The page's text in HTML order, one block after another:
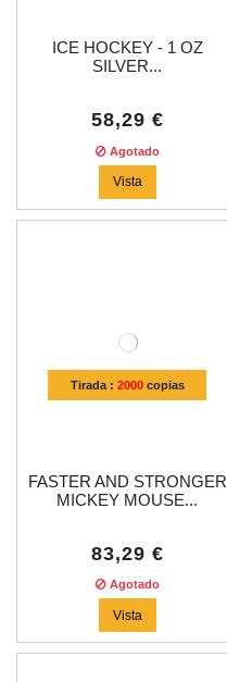
ICE HOCKEY - 1 OZ
SILVER...
58,29 €
Agotado
Vista
Tirada : 2000copias
FASTER AND STRONGER
MICKEY MOUSE...
83,29 €
Agotado
Vista